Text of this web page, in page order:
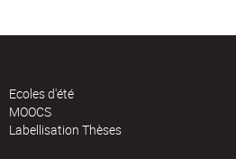
Ecoles d'été
MOOCS
Labellisation Thèses